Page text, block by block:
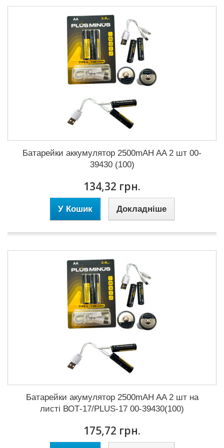
Батарейки аккумулятор 2500mAH AA 2 шт 00-
39430 (100)
134,32 грн.
У Кошик Докладніше
Батарейки акумулятор 2500mAH AA 2 шт на
листі ВОТ-17/PLUS-17 00-39430(100)
175,72 грн.